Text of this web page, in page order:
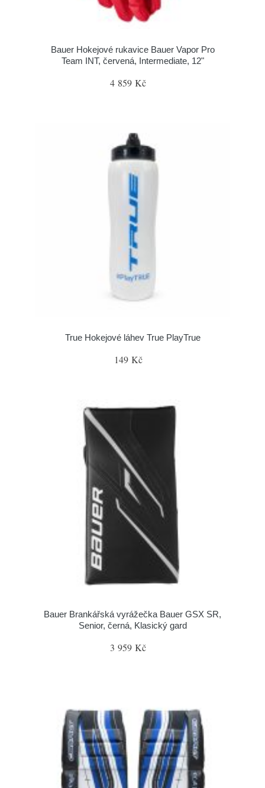
Bauer Hokejové rukavice Bauer Vapor Pro
Team INT, červená, Intermediate, 12"
4 859 Kč
True Hokejové láhev True PlayTrue
149 Kč
Bauer Brankářská vyrážečka Bauer GSX SR,
Senior, černá, Klasický gard
3 959 Kč